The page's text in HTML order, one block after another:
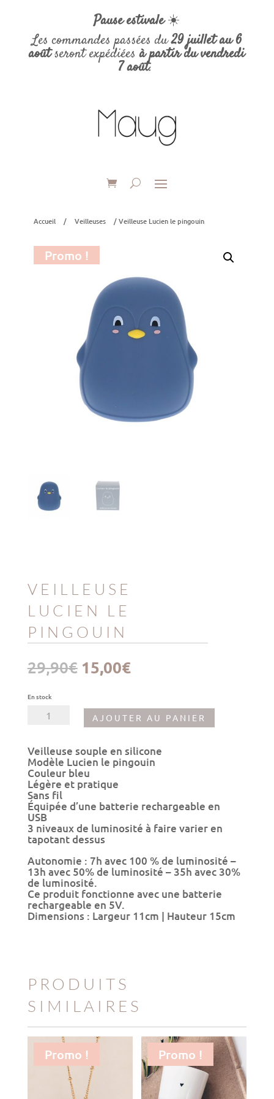
Pause estivale☀️
Les commandes passées du29 juillet au 6
aoûtseront expédiéesà partir du vendredi
7 août.
Accueil / Veilleuses / Veilleuse Lucien le pingouin
Promo !
VEILLEUSE
LUCIEN LE
PINGOUIN
29,90€ Le
prix
29,90€.
15,00€Le
prix
15,00€.
En stock
le
pingouin
AJOUTER AU PANIER
Veilleuse souple en silicone
Modèle Lucien le pingouin
Couleur bleu
Légère et pratique
Sans fil
Équipée d’une batterie rechargeable en
USB
3 niveaux de luminosité à faire varier en
tapotant dessus
Autonomie : 7h avec 100 % de luminosité –
13h avec 50% de luminosité – 35h avec 30%
de luminosité.
Ce produit fonctionne avec une batterie
rechargeable en 5V.
Dimensions : Largeur 11cm | Hauteur 15cm
PRODUITS
SIMILAIRES
Promo ! Promo !